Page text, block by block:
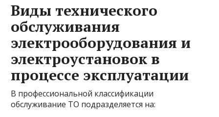
Виды технического
обслуживания
электрооборудования и
электроустановок в
процессе эксплуатации
В профессиональной классификации
обслуживание ТО подразделяется на: